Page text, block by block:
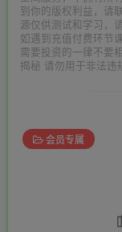
到你的版权利益，请
源仅供测试和学习，
如遇到充值付费环节
需要投资的一律不要
揭秘 请勿用于非法
会员专属